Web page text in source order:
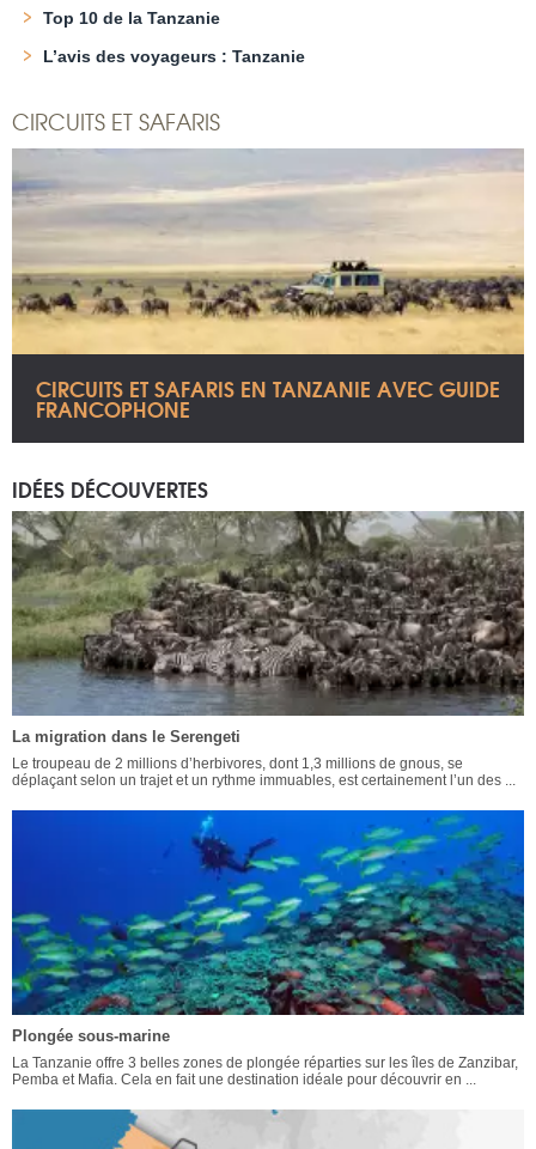
Top 10 de la Tanzanie
L’avis des voyageurs : Tanzanie
CIRCUITS ET SAFARIS
CIRCUITS ET SAFARIS EN TANZANIE AVEC GUIDE
FRANCOPHONE
IDÉES DÉCOUVERTES
La migration dans le Serengeti
Le troupeau de 2 millions d’herbivores, dont 1,3 millions de gnous, se
déplaçant selon un trajet et un rythme immuables, est certainement l’un des ...
Plongée sous-marine
La Tanzanie offre 3 belles zones de plongée réparties sur les îles de Zanzibar,
Pemba et Mafia. Cela en fait une destination idéale pour découvrir en ...